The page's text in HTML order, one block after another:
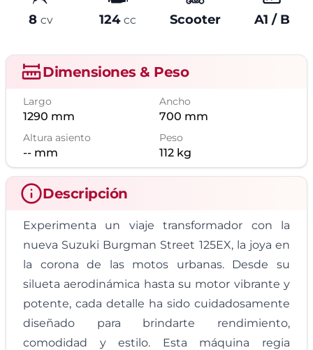
Potencia
8 CV Cilindrada
124 CC Tipo
Scooter Carné
A1 / B
Dimensiones & Peso
Largo
1290 mm
Ancho
700 mm
Altura asiento
-- mm
Peso
112 kg
Descripción
Experimenta un viaje transformador con la
nueva Suzuki Burgman Street 125EX, la joya en
la corona de las motos urbanas. Desde su
silueta aerodinámica hasta su motor vibrante y
potente, cada detalle ha sido cuidadosamente
diseñado para brindarte rendimiento,
comodidad y estilo. Esta máquina regia